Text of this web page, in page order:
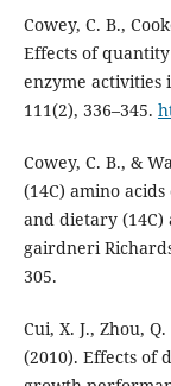
Cowey, C. B.,
Effects of
enzyme
111(2), 336–345.
Cowey, C. B., &
(14C) amino
and dietary
gairdneri
305.
Cui, X. J., Zhou,
(2010). Effects of